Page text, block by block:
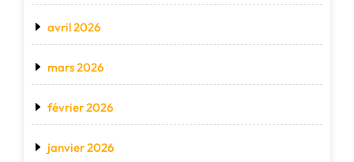
avril 2026
mars 2026
février 2026
janvier 2026